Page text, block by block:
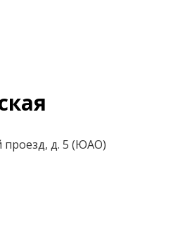
проезд, д. 5 (ЮАО)